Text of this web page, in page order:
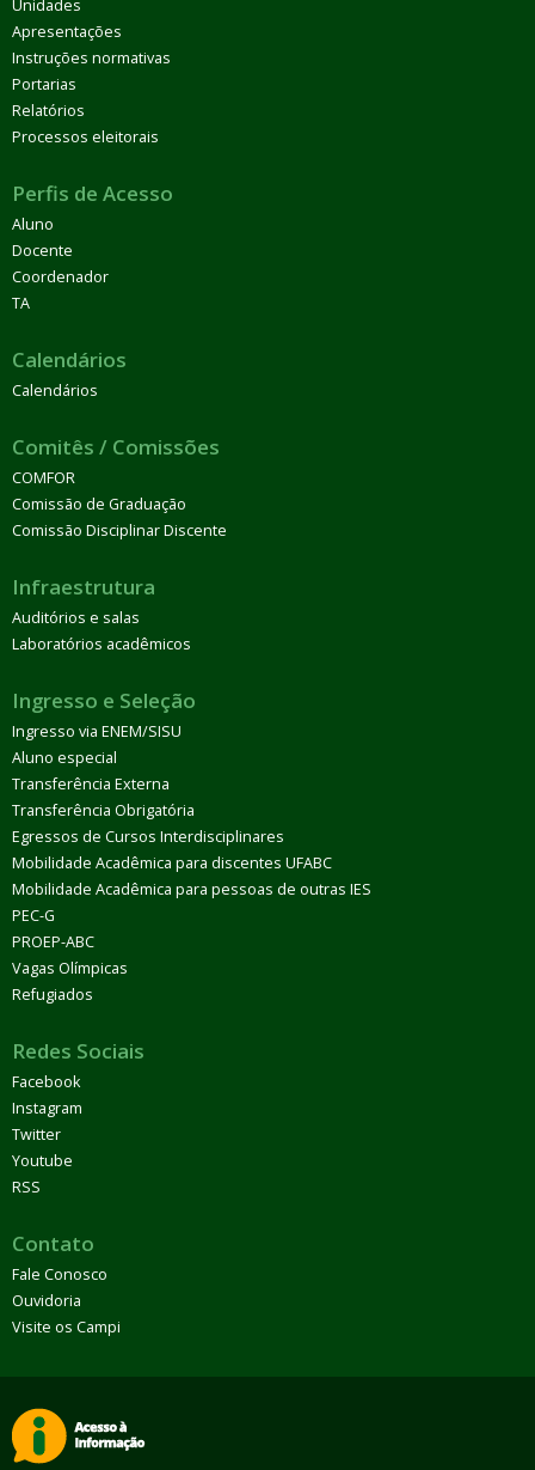
Unidades
Apresentações
Instruções normativas
Portarias
Relatórios
Processos eleitorais
Perfis de Acesso
Aluno
Docente
Coordenador
TA
Calendários
Calendários
Comitês / Comissões
COMFOR
Comissão de Graduação
Comissão Disciplinar Discente
Infraestrutura
Auditórios e salas
Laboratórios acadêmicos
Ingresso e Seleção
Ingresso via ENEM/SISU
Aluno especial
Transferência Externa
Transferência Obrigatória
Egressos de Cursos Interdisciplinares
Mobilidade Acadêmica para discentes UFABC
Mobilidade Acadêmica para pessoas de outras IES
PEC-G
PROEP-ABC
Vagas Olímpicas
Refugiados
Redes Sociais
Facebook
Instagram
Twitter
Youtube
RSS
Contato
Fale Conosco
Ouvidoria
Visite os Campi